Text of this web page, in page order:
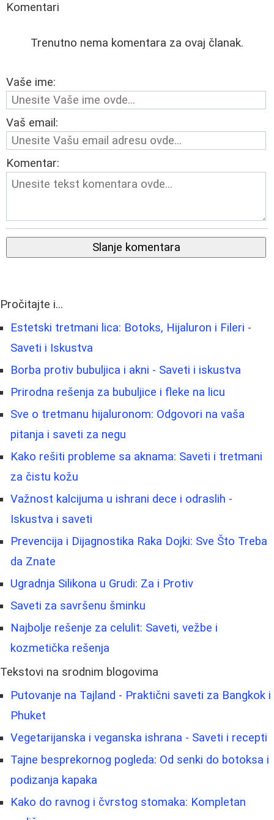
Komentari
Trenutno nema komentara za ovaj članak.
Vaše ime:
Vaš email:
Komentar:
Slanje komentara
Pročitajte i...
Estetski tretmani lica: Botoks, Hijaluron i Fileri -
Saveti i Iskustva
Borba protiv bubuljica i akni - Saveti i iskustva
Prirodna rešenja za bubuljice i fleke na licu
Sve o tretmanu hijaluronom: Odgovori na vaša
pitanja i saveti za negu
Kako rešiti probleme sa aknama: Saveti i tretmani
za čistu kožu
Važnost kalcijuma u ishrani dece i odraslih -
Iskustva i saveti
Prevencija i Dijagnostika Raka Dojki: Sve Što Treba
da Znate
Ugradnja Silikona u Grudi: Za i Protiv
Saveti za savršenu šminku
Najbolje rešenje za celulit: Saveti, vežbe i
kozmetička rešenja
Tekstovi na srodnim blogovima
Putovanje na Tajland - Praktični saveti za Bangkok i
Phuket
Vegetarijanska i veganska ishrana - Saveti i recepti
Tajne besprekornog pogleda: Od senki do botoksa i
podizanja kapaka
Kako do ravnog i čvrstog stomaka: Kompletan